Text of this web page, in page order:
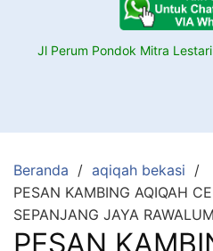
Jl Perum Pondok Mitra
Beranda
aqiqah bekasi
PESAN KAMBING AQIQAH
SEPANJANG JAYA
PESAN